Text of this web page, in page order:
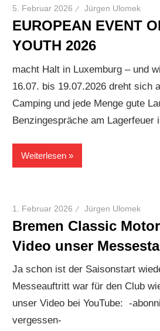
5. Februar 2026 Jürgen Ulomek
EUROPEAN EVENT
YOUTH 2026
macht Halt in Luxemburg – und
16.07. bis 19.07.2026 dreht sich
Camping und jede Menge gute
Benzingespräche am Lagerfeuer
Weiterlesen
1. Februar 2026 Jürgen Ulomek
Bremen Classic
Video unser
Ja schon ist der Saisonstart
Messeauftritt war für den Club
unser Video bei YouTube: -
vergessen-